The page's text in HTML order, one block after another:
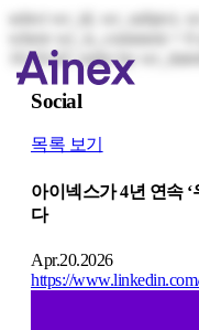
select wr_id, wr_subject,
where wr_is_comment =
16:16:42' order by
Social
목록 보기
아이넥스가 4년 연속
다
Apr.20.2026
https://